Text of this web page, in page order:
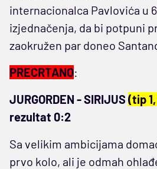
internacionalca Pavlovića u
izjednačenja, da bi potpuni
zaokružen par doneo
PRECRTANO:
JURGORDEN - SIRIJUS(tip
rezultat 0:2
Sa velikim ambicijama
prvo kolo, ali je odmah